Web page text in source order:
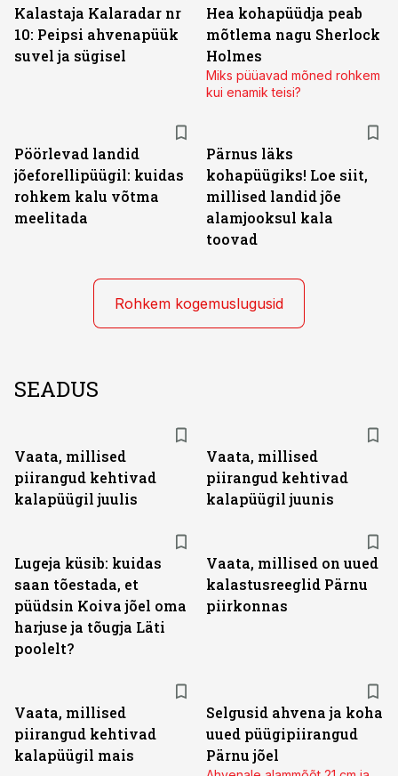
Kalastaja Kalaradar nr
10: Peipsi ahvenapüük
suvel ja sügisel
Hea kohapüüdja peab
mõtlema nagu Sherlock
Holmes
Miks püüavad mõned rohkem
kui enamik teisi?
Pöörlevad landid
jõeforellipüügil: kuidas
rohkem kalu võtma
meelitada
Pärnus läks
kohapüügiks! Loe siit,
millised landid jõe
alamjooksul kala
toovad
Rohkem kogemuslugusid
SEADUS
Vaata, millised
piirangud kehtivad
kalapüügil juulis
Vaata, millised
piirangud kehtivad
kalapüügil juunis
Lugeja küsib: kuidas
saan tõestada, et
püüdsin Koiva jõel oma
harjuse ja tõugja Läti
poolelt?
Vaata, millised on uued
kalastusreeglid Pärnu
piirkonnas
Vaata, millised
piirangud kehtivad
kalapüügil mais
Selgusid ahvena ja koha
uued püügipiirangud
Pärnu jõel